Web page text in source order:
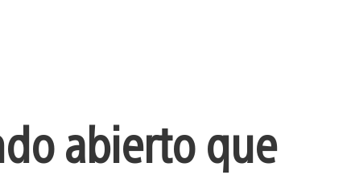
abierto que